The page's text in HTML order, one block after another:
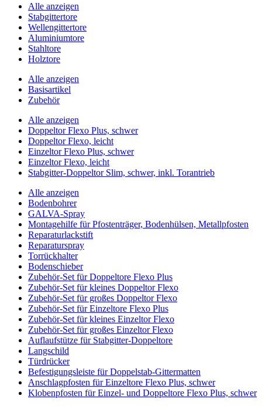
Alle anzeigen
Stabgittertore
Wellengittertore
Aluminiumtore
Stahltore
Holztore
Alle anzeigen
Basisartikel
Zubehör
Alle anzeigen
Doppeltor Flexo Plus, schwer
Doppeltor Flexo, leicht
Einzeltor Flexo Plus, schwer
Einzeltor Flexo, leicht
Stabgitter-Doppeltor Slim, schwer, inkl. Torantrieb
Alle anzeigen
Bodenbohrer
GALVA-Spray
Montagehilfe für Pfostenträger, Bodenhülsen, Metallpfosten
Reparaturlackstift
Reparaturspray
Torrückhalter
Bodenschieber
Zubehör-Set für Doppeltore Flexo Plus
Zubehör-Set für kleines Doppeltor Flexo
Zubehör-Set für großes Doppeltor Flexo
Zubehör-Set für Einzeltore Flexo Plus
Zubehör-Set für kleines Einzeltor Flexo
Zubehör-Set für großes Einzeltor Flexo
Auflaufstütze für Stabgitter-Doppeltore
Langschild
Türdrücker
Befestigungsleiste für Doppelstab-Gittermatten
Anschlagpfosten für Einzeltore Flexo Plus, schwer
Klobenpfosten für Einzel- und Doppeltore Flexo Plus, schwer